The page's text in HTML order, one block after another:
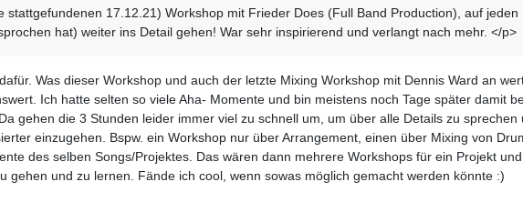
stattgefundenen 17.12.21) Workshop mit Frieder Does (Full Band Production), auf
hat) weiter ins Detail gehen! War sehr inspirierend und verlangt nach mehr. </p>
Was dieser Workshop und auch der letzte Mixing Workshop mit Dennis Ward an
Ich hatte selten so viele Aha- Momente und bin meistens noch Tage später damit
gehen die 3 Stunden leider immer viel zu schnell um, um über alle Details zu
einzugehen. Bspw. ein Workshop nur über Arrangement, einen über Mixing von
des selben Songs/Projektes. Das wären dann mehrere Workshops für ein Projekt
gehen und zu lernen. Fände ich cool, wenn sowas möglich gemacht werden könnte :)